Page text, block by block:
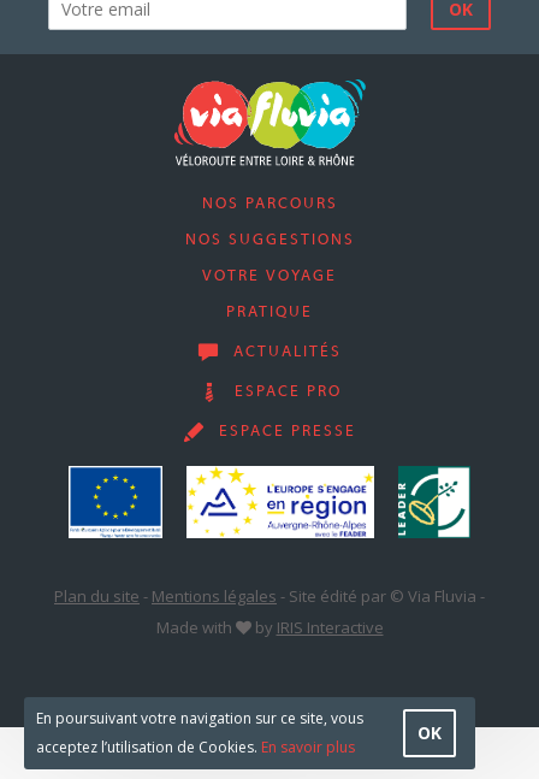
NOS PARCOURS
NOS SUGGESTIONS
VOTRE VOYAGE
PRATIQUE
ACTUALITÉS
ESPACE PRO
ESPACE PRESSE
Plan du site - Mentions légales - Site édité par © Via Fluvia -
Made with
by IRIS Interactive
En poursuivant votre navigation sur ce site, vous
acceptez l’utilisation de Cookies. En savoir plus
OK